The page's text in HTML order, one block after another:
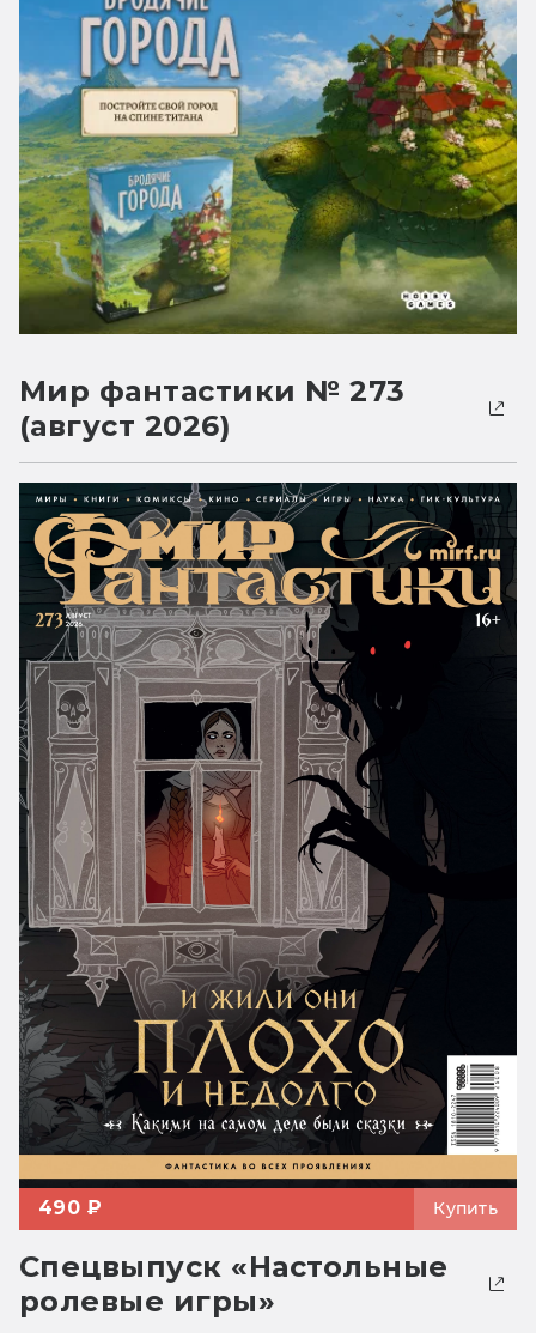
Мир фантастики № 273
(август 2026)
490 ₽ Купить
Спецвыпуск «Настольные
ролевые игры»